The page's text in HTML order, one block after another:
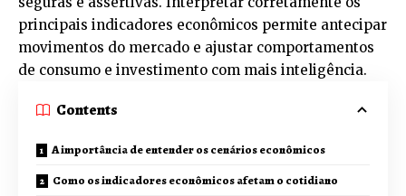
principais indicadores econômicos permite antecipar
movimentos do mercado e ajustar comportamentos
de consumo e investimento com mais inteligência.
Contents
A importância de entender os cenários econômicos
Como os indicadores econômicos afetam o cotidiano